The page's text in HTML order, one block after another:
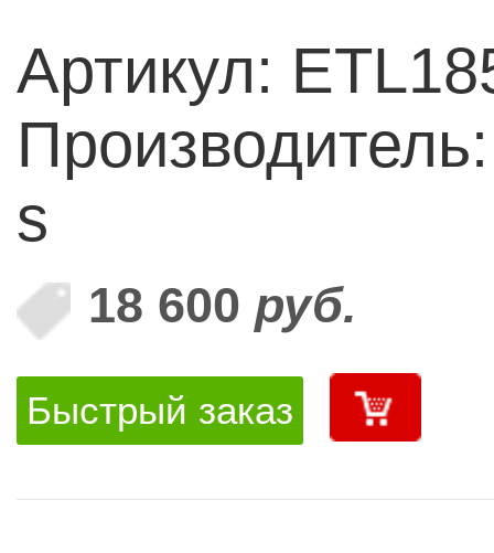
Артикул:
s
18 600 руб.
Быстрый заказ